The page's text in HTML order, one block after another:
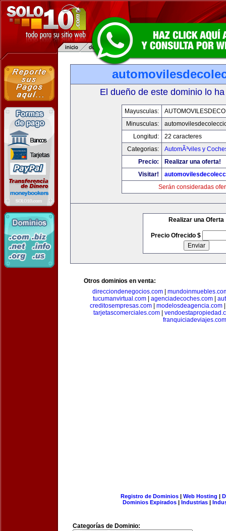
El dueño de este dominio lo
Mayusculas:
Minusculas:
Longitud:
22 caracteres
Categorias:
AutomÃ³viles y
Precio:
Realizar una oferta!
Visitar!
Serán consideradas
Realizar una Oferta
Precio Ofrecido $
Otros dominios en venta:
direcciondenegocios.com
tucumanvirtual.com| agenciadecoches.com|
creditosempresas.com| modelosdeagencia.com
tarjetascomerciales.com|
franquiciadeviajes.com
Registro de Dominios| Web Hosting |
Dominios Expirados | Industrias |
Categorías de Dominio: